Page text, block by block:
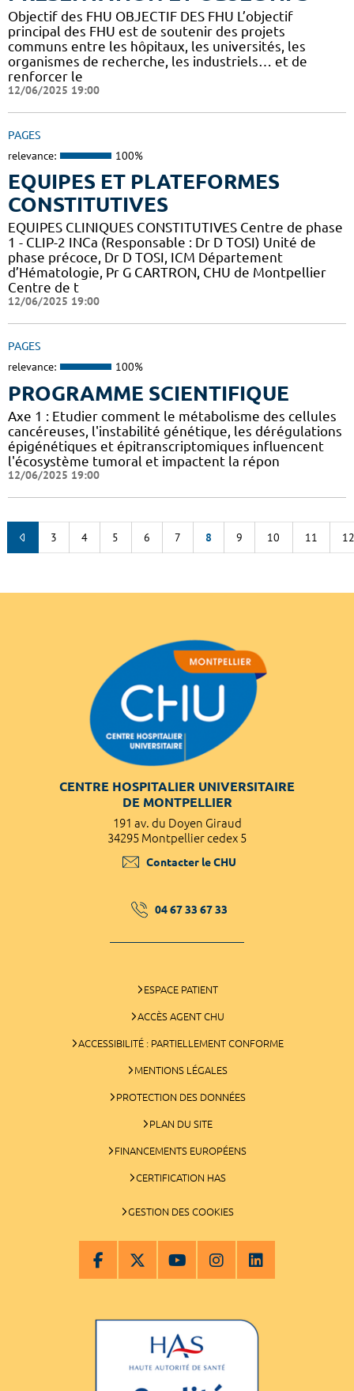
Objectif des FHU OBJECTIF DES FHU L’objectif
principal des FHU est de soutenir des projets
communs entre les hôpitaux, les universités, les
organismes de recherche, les industriels… et de
renforcer le
12/06/2025 19:00
PAGES
relevance: 100%
EQUIPES ET PLATEFORMES
CONSTITUTIVES
EQUIPES CLINIQUES CONSTITUTIVES Centre de phase
1 - CLIP-2 INCa (Responsable : Dr D TOSI) Unité de
phase précoce, Dr D TOSI, ICM Département
d’Hématologie, Pr G CARTRON, CHU de Montpellier
Centre de t
12/06/2025 19:00
PAGES
relevance: 100%
PROGRAMME SCIENTIFIQUE
Axe 1 : Etudier comment le métabolisme des cellules
cancéreuses, l'instabilité génétique, les dérégulations
épigénétiques et épitranscriptomiques influencent
l'écosystème tumoral et impactent la répon
12/06/2025 19:00
3 4 5 6 7 8 9 10 11 12
CENTRE HOSPITALIER UNIVERSITAIRE
DE MONTPELLIER
191 av. du Doyen Giraud
34295 Montpellier cedex 5
Contacter le CHU
04 67 33 67 33
ESPACE PATIENT
ACCÈS AGENT CHU
ACCESSIBILITÉ : PARTIELLEMENT CONFORME
MENTIONS LÉGALES
PROTECTION DES DONNÉES
PLAN DU SITE
FINANCEMENTS EUROPÉENS
CERTIFICATION HAS
GESTION DES COOKIES